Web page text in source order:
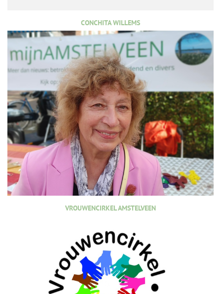
CONCHITA WILLEMS
VROUWENCIRKEL AMSTELVEEN